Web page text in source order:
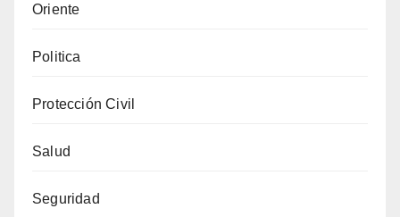
Oriente
Politica
Protección Civil
Salud
Seguridad